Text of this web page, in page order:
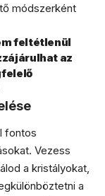
módszerként
feltétlenül
az
fontos
Vezess
a kristályokat,
a